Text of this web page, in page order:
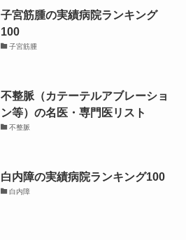
子宮筋腫の実績病院ランキング
100
子宮筋腫
不整脈（カテーテルアブレーショ
ン等）の名医・専門医リスト
不整脈
白内障の実績病院ランキング100
白内障